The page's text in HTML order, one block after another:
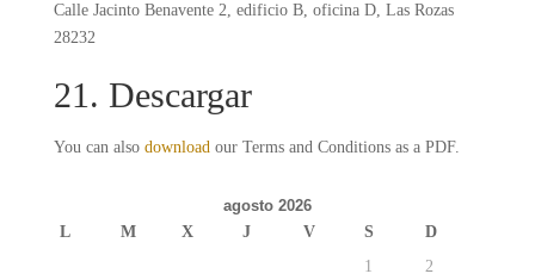
Calle Jacinto Benavente 2, edificio B, oficina D, Las Rozas
28232
21. Descargar
You can also downloadour Terms and Conditions as a PDF.
agosto 2026
L
M X J V S
D
1
2